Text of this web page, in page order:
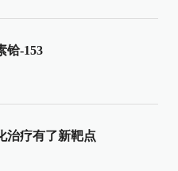
铪-153
治疗有了新靶点